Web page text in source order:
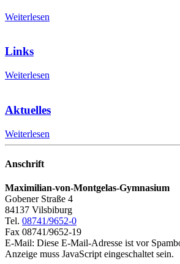
Weiterlesen
Links
Weiterlesen
Aktuelles
Weiterlesen
Anschrift
Maximilian-von-Montgelas-Gymnasium
Gobener Straße 4
84137 Vilsbiburg
Tel. 08741/9652-0
Fax 08741/9652-19
E-Mail: Diese E-Mail-Adresse ist vor
Anzeige muss JavaScript eingeschaltet sein.